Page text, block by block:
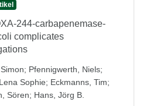
244-carbapenemase-
complicates
; Pfennigwerth, Niels;
Sophie; Eckmanns, Tim;
Sören; Hans, Jörg B.